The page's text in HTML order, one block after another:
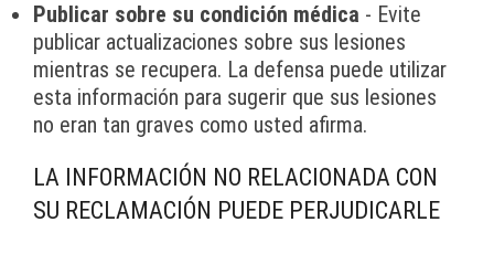
Publicar sobre su condición médica - Evite
publicar actualizaciones sobre sus lesiones
mientras se recupera. La defensa puede utilizar
esta información para sugerir que sus lesiones
no eran tan graves como usted afirma.
LA INFORMACIÓN NO RELACIONADA CON
SU RECLAMACIÓN PUEDE PERJUDICARLE